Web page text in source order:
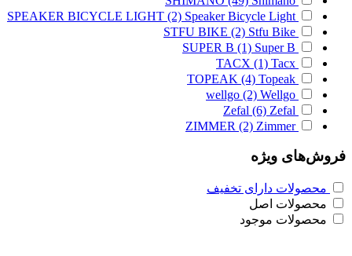
SPEAKER BICYCLE LIGHT (2) Speaker Bicycle Light
STFU BIKE (2) Stfu Bike
SUPER B (1) Super B
TACX (1) Tacx
TOPEAK (4) Topeak
wellgo (2) Wellgo
Zefal (6) Zefal
ZIMMER (2) Zimmer
فروش‌های ویژه
محصولات دارای تخفیف
محصولات اصل
محصولات موجود